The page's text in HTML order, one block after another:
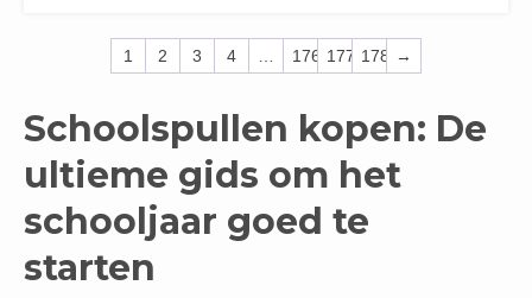
1 2 3 4 176 177 178 →
Schoolspullen kopen: De
ultieme gids om het
schooljaar goed te
starten